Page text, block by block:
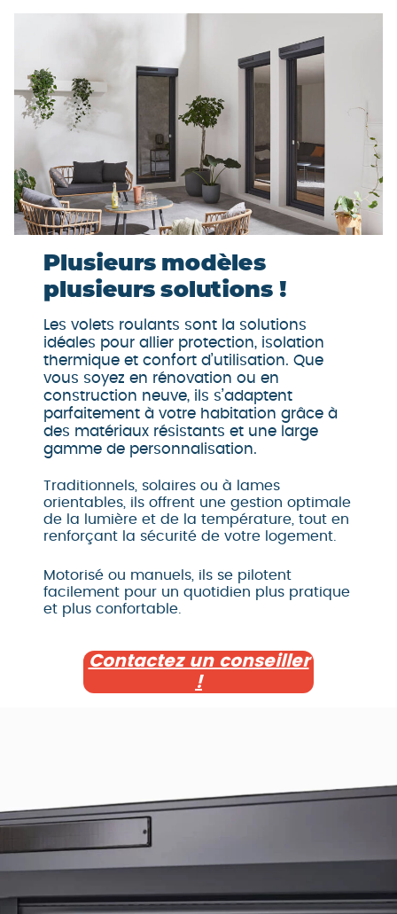
Plusieurs modèles
plusieurs solutions !
Les volets roulants sont la solutions
idéales pour allier protection, isolation
thermique et confort d’utilisation. Que
vous soyez en rénovation ou en
construction neuve, ils s’adaptent
parfaitement à votre habitation grâce à
des matériaux résistants et une large
gamme de personnalisation.
Traditionnels, solaires ou à lames
orientables, ils offrent une gestion optimale
de la lumière et de la température, tout en
renforçant la sécurité de votre logement.
Motorisé ou manuels, ils se pilotent
facilement pour un quotidien plus pratique
et plus confortable.
Contactez un conseiller
!